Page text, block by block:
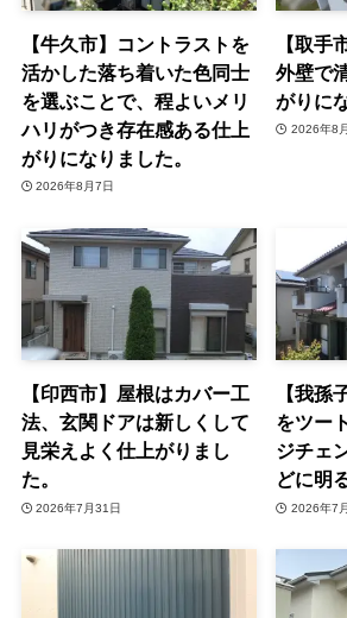
【牛久市】コントラストを
活かした落ち着いた色同士
を選ぶことで、程よいメリ
ハリがつき存在感ある仕上
がりになりました。
2026年8月7日
【取手
外壁で
がりに
2026年8
【印西市】屋根はカバー工
法、玄関ドアは新しくして
見栄えよく仕上がりまし
た。
2026年7月31日
【我孫
をツー
ジチェ
どに明
2026年7